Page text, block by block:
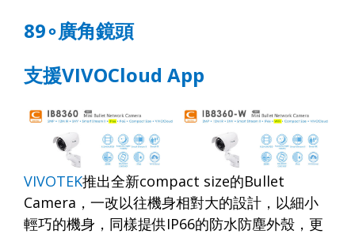
89∘廣角鏡頭
支援VIVOCloud App
VIVOTEK推出全新compact size的Bullet
Camera ，一改以往機身相對大的設計，以細小
輕巧的機身，同樣提供IP66的防水防塵外殼，更